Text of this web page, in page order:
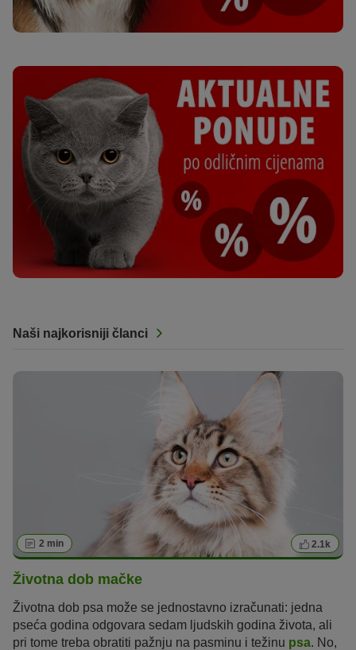
Naši najkorisniji članci
2 min 2.1k
Životna dob mačke
Životna dob psa može se jednostavno izračunati: jedna
pseća godina odgovara sedam ljudskih godina života, ali
pri tome treba obratiti pažnju na pasminu i težinu psa. No,